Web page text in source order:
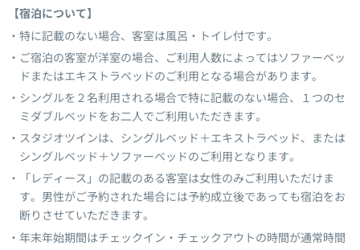
【宿泊について】
特に記載のない場合、客室は風呂・トイレ付です。
ご宿泊の客室が洋室の場合、ご利用人数によってはソファーベッ
ドまたはエキストラベッドのご利用となる場合があります。
シングルを２名利用される場合で特に記載のない場合、１つのセ
ミダブルベッドをお二人でご利用いただきます。
スタジオツインは、シングルベッド＋エキストラベッド、または
シングルベッド＋ソファーベッドのご利用となります。
「レディース」の記載のある客室は女性のみご利用いただけま
す。男性がご予約された場合には予約成立後であっても宿泊をお
断りさせていただきます。
年末年始期間はチェックイン・チェックアウトの時間が通常時間